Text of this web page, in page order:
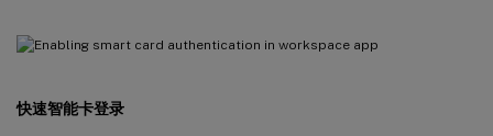
快速智能卡登录